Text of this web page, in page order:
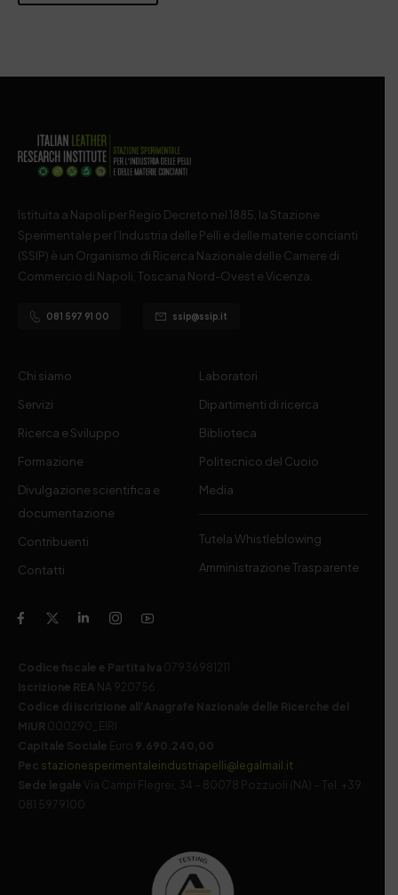
Istituita a Napoli per Regio Decreto nel 1885, la Stazione
Sperimentale per l’Industria delle Pelli e delle materie concianti
(SSIP) è un Organismo di Ricerca Nazionale delle Camere di
Commercio di Napoli, Toscana Nord-Ovest e Vicenza.
081 597 91 00 ssip@ssip.it
Chi siamo
Servizi
Ricerca e Sviluppo
Formazione
Divulgazione scientifica e
documentazione
Contribuenti
Contatti
Laboratori
Dipartimenti di ricerca
Biblioteca
Politecnico del Cuoio
Media
Tutela Whistleblowing
Amministrazione Trasparente
Codice fiscale e Partita Iva 07936981211
Iscrizione REA NA 920756
Codice di iscrizione all’Anagrafe Nazionale delle Ricerche del
MIUR 000290_EIRI
Capitale Sociale Euro 9.690.240,00
Pec stazionesperimentaleindustriapelli@legalmail.it
Sede legale
Via Campi Flegrei, 34 – 80078 Pozzuoli (NA) – Tel. +39
081 5979100